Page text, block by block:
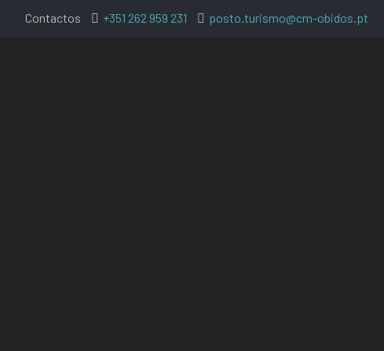
Contactos +351 262 959 231 posto.turismo@cm-obidos.pt